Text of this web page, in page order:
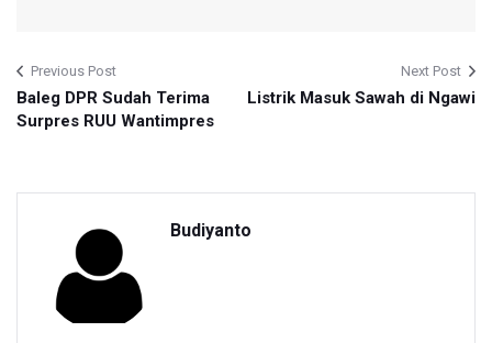
Previous Post
Baleg DPR Sudah Terima
Surpres RUU Wantimpres
Next Post
Listrik Masuk Sawah di Ngawi
Budiyanto